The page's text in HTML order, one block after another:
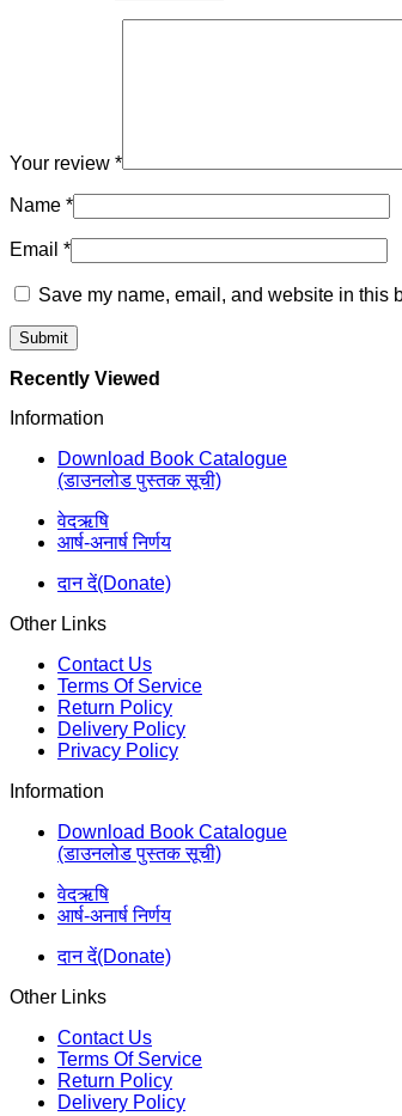
Your review *
Name *
Email *
Save my name, email, and website in this
Recently Viewed
Information
Download Book Catalogue
(डाउनलोड पुस्तक सूची)
वेदऋषि
आर्ष-अनार्ष निर्णय
दान दें(Donate)
Other Links
Contact Us
Terms Of Service
Return Policy
Delivery Policy
Privacy Policy
Information
Download Book Catalogue
(डाउनलोड पुस्तक सूची)
वेदऋषि
आर्ष-अनार्ष निर्णय
दान दें(Donate)
Other Links
Contact Us
Terms Of Service
Return Policy
Delivery Policy